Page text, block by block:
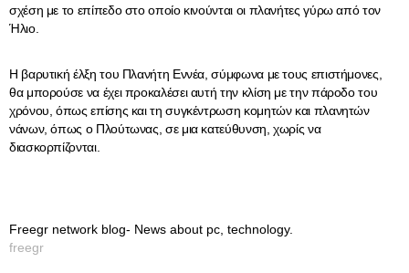
σχέση με το επίπεδο στο οποίο κινούνται οι πλανήτες γύρω από τον
Ήλιο.
Η βαρυτική έλξη του Πλανήτη Εννέα, σύμφωνα με τους επιστήμονες,
θα μπορούσε να έχει προκαλέσει αυτή την κλίση με την πάροδο του
χρόνου, όπως επίσης και τη συγκέντρωση κομητών και πλανητών
νάνων, όπως ο Πλούτωνας, σε μια κατεύθυνση, χωρίς να
διασκορπίζονται.
Freegr network blog- News about pc, technology.
freegr